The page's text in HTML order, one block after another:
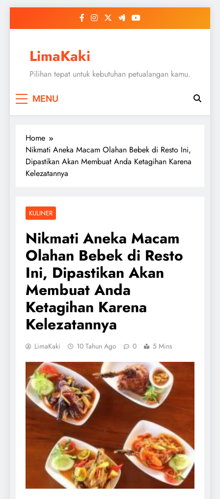
LimaKaki
Pilihan tepat untuk kebutuhan petualangan kamu.
MENU
Home
Nikmati Aneka Macam Olahan Bebek di Resto Ini,
Dipastikan Akan Membuat Anda Ketagihan Karena
Kelezatannya
KULINER
Nikmati Aneka Macam
Olahan Bebek di Resto
Ini, Dipastikan Akan
Membuat Anda
Ketagihan Karena
Kelezatannya
LimaKaki 10 Tahun Ago 0 5 Mins